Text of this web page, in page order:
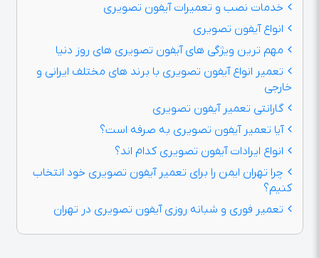
خدمات نصب و تعمیرات آیفون تصویری
انواع آیفون تصویری
مهم ترین ویژگی های آیفون تصویری های روز دنیا
تعمیر انواع آیفون تصویری با برند های مختلف ایرانی و
خارجی
گارانتی تعمیر آیفون تصویری
آیا تعمیر آیفون تصویری به صرفه است؟
انواع ایرادات آیفون تصویری کدام اند؟
چرا تهران ایمن را برای تعمیر آیفون تصویری خود انتخاب
کنیم؟
تعمیر فوری و شبانه روزی آیفون تصویری در تهران